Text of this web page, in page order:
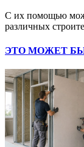
С их помощью
различных
ЭТО МОЖЕТ